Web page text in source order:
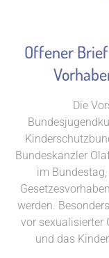
Offener
Die
Bundeskanzler
im
werden.
vor sexualisierter
und das